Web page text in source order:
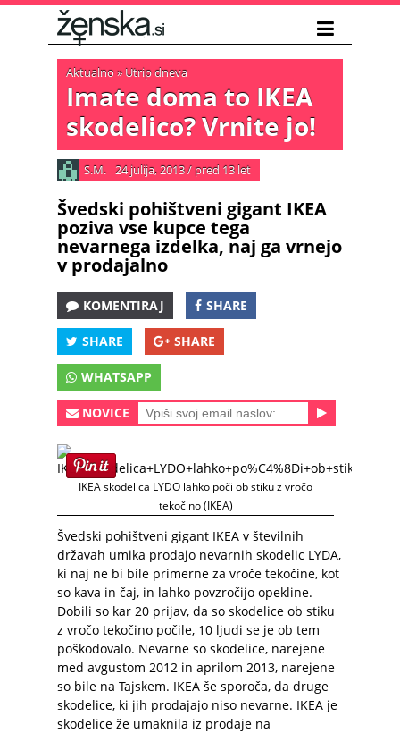
Aktualno» Utrip dneva
Imate doma to IKEA
skodelico? Vrnite jo!
S.M. 24 julija, 2013/ pred 13 let
Švedski pohištveni gigant IKEA
poziva vse kupce tega
nevarnega izdelka, naj ga vrnejo
v prodajalno
KOMENTIRAJ SHARE
SHARE SHARE
WHATSAPP
NOVICE
IKEA skodelica LYDO lahko poči ob stiku z vročo
tekočino (IKEA)
Švedski pohištveni gigant IKEA v številnih
državah umika prodajo nevarnih skodelic LYDA,
ki naj ne bi bile primerne za vroče tekočine, kot
so kava in čaj, in lahko povzročijo opekline.
Dobili so kar 20 prijav, da so skodelice ob stiku
z vročo tekočino počile, 10 ljudi se je ob tem
poškodovalo. Nevarne so skodelice, narejene
med avgustom 2012 in aprilom 2013, narejene
so bile na Tajskem. IKEA še sporoča, da druge
skodelice, ki jih prodajajo niso nevarne. IKEA je
skodelice že umaknila iz prodaje na